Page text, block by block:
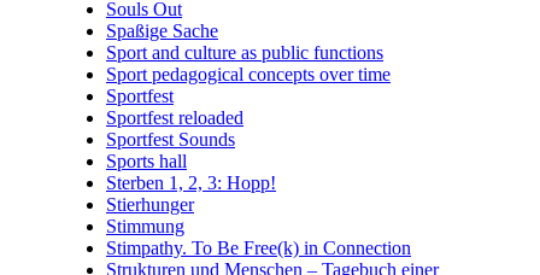
Souls Out
Spaßige Sache
Sport and culture as public functions
Sport pedagogical concepts over time
Sportfest
Sportfest reloaded
Sportfest Sounds
Sports hall
Sterben 1, 2, 3: Hopp!
Stierhunger
Stimmung
Stimpathy. To Be Free(k) in Connection
Strukturen und Menschen – Tagebuch einer